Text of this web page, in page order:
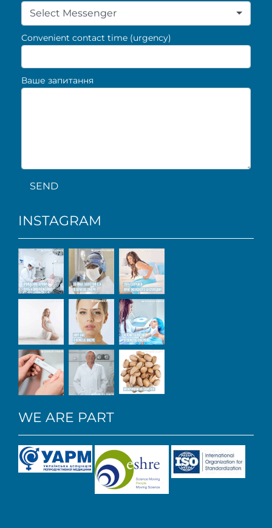
Select Messenger
Convenient contact time (urgency)
Ваше запитання
SEND
INSTAGRAM
WE ARE PART